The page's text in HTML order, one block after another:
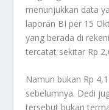
menunjukkan data
laporan BI per 15
yang berada di
tercatat sekitar Rp
Namun bukan Rp
sebelumnya. Dedi
tersebut bukan